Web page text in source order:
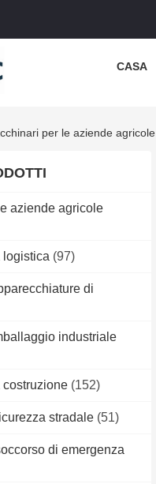
CASA
per le aziende agricole
aziende agricole
logistica (97)
di
industriale
costruzione (152)
stradale (51)
di emergenza